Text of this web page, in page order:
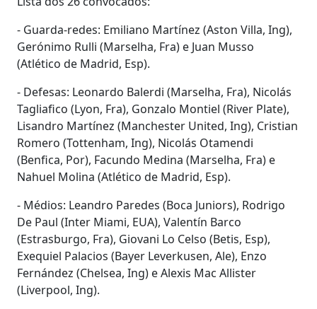
- Guarda-redes: Emiliano Martínez (Aston Villa, Ing),
Gerónimo Rulli (Marselha, Fra) e Juan Musso
(Atlético de Madrid, Esp).
- Defesas: Leonardo Balerdi (Marselha, Fra), Nicolás
Tagliafico (Lyon, Fra), Gonzalo Montiel (River Plate),
Lisandro Martínez (Manchester United, Ing), Cristian
Romero (Tottenham, Ing), Nicolás Otamendi
(Benfica, Por), Facundo Medina (Marselha, Fra) e
Nahuel Molina (Atlético de Madrid, Esp).
- Médios: Leandro Paredes (Boca Juniors), Rodrigo
De Paul (Inter Miami, EUA), Valentín Barco
(Estrasburgo, Fra), Giovani Lo Celso (Betis, Esp),
Exequiel Palacios (Bayer Leverkusen, Ale), Enzo
Fernández (Chelsea, Ing) e Alexis Mac Allister
(Liverpool, Ing).